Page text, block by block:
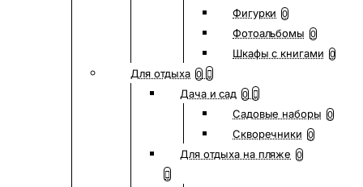
Фигурки 0
Фотоальбомы 0
Шкафы с книгами 0
Для отдыха 0
Дача и сад 0
Садовые наборы 0
Скворечники 0
Для отдыха на пляже 0